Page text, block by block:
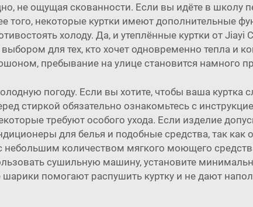
не ощущая скованности. Если вы идёте в школу
того, некоторые куртки имеют дополнительные
холоду. Да, и утеплённые куртки от Jiayi
для тех, кто хочет одновременно тепла и
пребывание на улице становится намного
погоду. Если вы хотите, чтобы ваша куртка
стиркой обязательно ознакомьтесь с
требуют особого ухода. Если изделие
для белья и подобные средства, так как
небольшим количеством мягкого моющего
сушильную машину, установите
помогают распушить куртку и не дают